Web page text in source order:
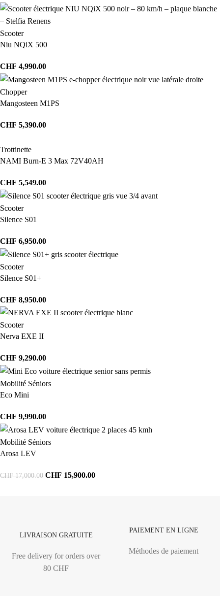
Scooter
Niu NQiX 500
CHF 4,990.00
Chopper
Mangosteen M1PS
CHF 5,390.00
Trottinette
NAMI Burn-E 3 Max 72V40AH
CHF 5,549.00
Scooter
Silence S01
CHF 6,950.00
Scooter
Silence S01+
CHF 8,950.00
Scooter
Nerva EXE II
CHF 9,290.00
Mobilité Séniors
Eco Mini
CHF 9,990.00
Mobilité Séniors
Arosa LEV
CHF17,000.00 CHF 15,900.00
LIVRAISON GRATUITE
Free delivery for orders over
80 CHF
PAIEMENT EN LIGNE
Méthodes de paiement